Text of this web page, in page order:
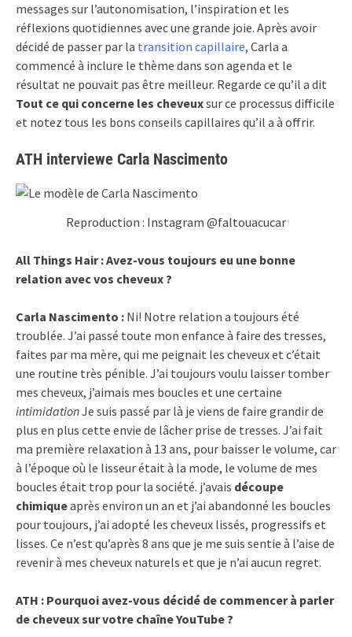
messages sur l’autonomisation, l’inspiration et les
réflexions quotidiennes avec une grande joie. Après avoir
décidé de passer par la transition capillaire, Carla a
commencé à inclure le thème dans son agenda et le
résultat ne pouvait pas être meilleur. Regarde ce qu’il a dit
Tout ce qui concerne les cheveuxsur ce processus difficile
et notez tous les bons conseils capillaires qu’il a à offrir.
ATH interviewe Carla Nascimento
Reproduction : Instagram @faltouacucar
All Things Hair : Avez-vous toujours eu une bonne
relation avec vos cheveux ?
Carla Nascimento : Ni! Notre relation a toujours été
troublée. J’ai passé toute mon enfance à faire des tresses,
faites par ma mère, qui me peignait les cheveux et c’était
une routine très pénible. J’ai toujours voulu laisser tomber
mes cheveux, j’aimais mes boucles et une certaine
intimidationJe suis passé par là je viens de faire grandir de
plus en plus cette envie de lâcher prise de tresses. J’ai fait
ma première relaxation à 13 ans, pour baisser le volume, car
à l’époque où le lisseur était à la mode, le volume de mes
boucles était trop pour la société. j’avais découpe
chimiqueaprès environ un an et j’ai abandonné les boucles
pour toujours, j’ai adopté les cheveux lissés, progressifs et
lisses. Ce n’est qu’après 8 ans que je me suis sentie à l’aise de
revenir à mes cheveux naturels et que je n’ai aucun regret.
ATH : Pourquoi avez-vous décidé de commencer à parler
de cheveux sur votre chaîne YouTube ?